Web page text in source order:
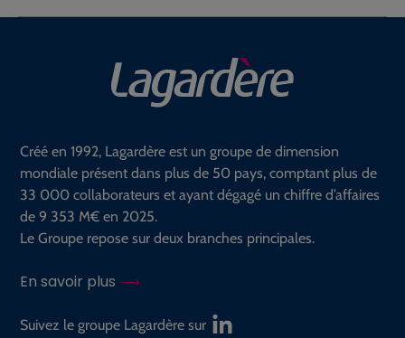
Créé en 1992, Lagardère est un groupe de dimension
mondiale présent dans plus de 50 pays, comptant plus de
33 000 collaborateurs et ayant dégagé un chiffre d’affaires
de 9 353 M€ en 2025.
Le Groupe repose sur deux branches principales.
En savoir plus
Suivez le groupe Lagardère sur